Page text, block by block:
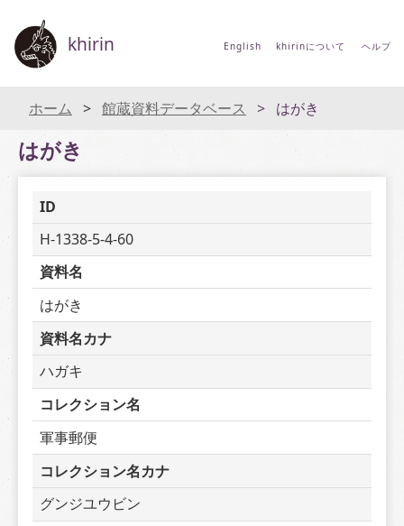
khirin English khirinについて ヘルプ
ホーム 館蔵資料データベース はがき
はがき
ID
H-1338-5-4-60
資料名
はがき
資料名カナ
ハガキ
コレクション名
軍事郵便
コレクション名カナ
グンジユウビン